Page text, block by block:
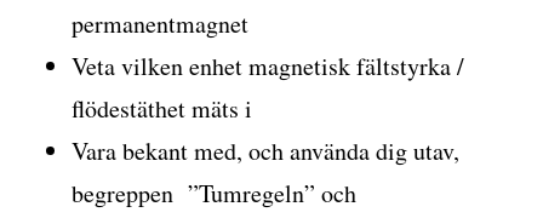
permanentmagnet
Veta vilken enhet magnetisk fältstyrka /
flödestäthet mäts i
Vara bekant med, och använda dig utav,
begreppen ”Tumregeln” och